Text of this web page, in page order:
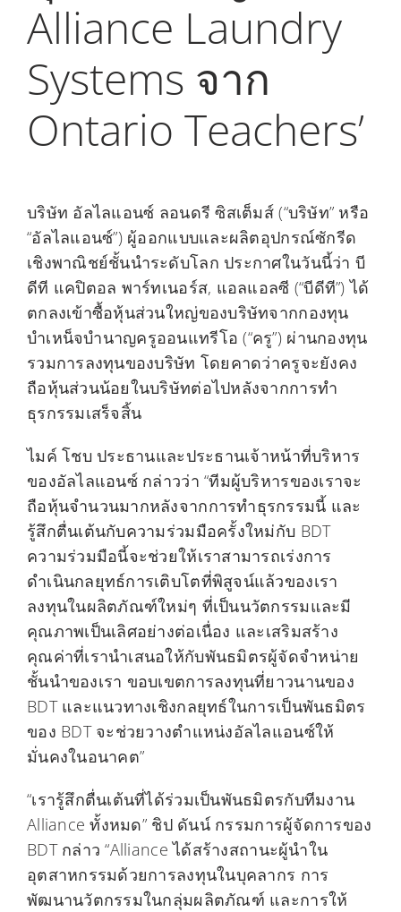
Alliance Laundry
Systems จาก
Ontario Teachers’
บริษัท อัลไลแอนซ์ ลอนดรี ซิสเต็มส์ (“บริษัท” หรือ
“อัลไลแอนซ์”) ผู้ออกแบบและผลิตอุปกรณ์ซักรีด
เชิงพาณิชย์ชั้นนำระดับโลก ประกาศในวันนี้ว่า บี
ดีที แคปิตอล พาร์ทเนอร์ส, แอลแอลซี (“บีดีที”) ได้
ตกลงเข้าซื้อหุ้นส่วนใหญ่ของบริษัทจากกองทุน
บำเหน็จบำนาญครูออนแทรีโอ (“ครู”) ผ่านกองทุน
รวมการลงทุนของบริษัท โดยคาดว่าครูจะยังคง
ถือหุ้นส่วนน้อยในบริษัทต่อไปหลังจากการทำ
ธุรกรรมเสร็จสิ้น
ไมค์ โชบ ประธานและประธานเจ้าหน้าที่บริหาร
ของอัลไลแอนซ์ กล่าวว่า “ทีมผู้บริหารของเราจะ
ถือหุ้นจำนวนมากหลังจากการทำธุรกรรมนี้ และ
รู้สึกตื่นเต้นกับความร่วมมือครั้งใหม่กับ BDT
ความร่วมมือนี้จะช่วยให้เราสามารถเร่งการ
ดำเนินกลยุทธ์การเติบโตที่พิสูจน์แล้วของเรา
ลงทุนในผลิตภัณฑ์ใหม่ๆ ที่เป็นนวัตกรรมและมี
คุณภาพเป็นเลิศอย่างต่อเนื่อง และเสริมสร้าง
คุณค่าที่เรานำเสนอให้กับพันธมิตรผู้จัดจำหน่าย
ชั้นนำของเรา ขอบเขตการลงทุนที่ยาวนานของ
BDT และแนวทางเชิงกลยุทธ์ในการเป็นพันธมิตร
ของ BDT จะช่วยวางตำแหน่งอัลไลแอนซ์ให้
มั่นคงในอนาคต”
“เรารู้สึกตื่นเต้นที่ได้ร่วมเป็นพันธมิตรกับทีมงาน
Alliance ทั้งหมด” ชิป ดันน์ กรรมการผู้จัดการของ
BDT กล่าว “Alliance ได้สร้างสถานะผู้นำใน
อุตสาหกรรมด้วยการลงทุนในบุคลากร การ
พัฒนานวัตกรรมในกลุ่มผลิตภัณฑ์ และการให้